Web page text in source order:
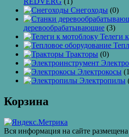
Снегоходы (0)
деревообрабатывающие (3)
Телеги
Тракторы (0)
Электрокосы
Электропилы
Корзина
Вся информация на сайте